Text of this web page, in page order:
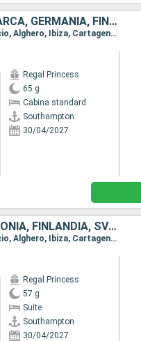
SPAGNA, FRANCIA, ITALIA, IBIZA, BELGIO, PAESI BASSI, DANIMARCA, GERMANIA, FINLANDIA, ESTONIA, SVEZIA, POLONIA, NORVEGIA, ISLANDA, CANADA, IRLANDA, REGNO UNITO
Itinerario : Southampton, Cadice, Barcellona, Toulon, Firenze/Pisa (Livorno), Ajaccio, Alghero, Ibiza, Cartagena, Southampton, Bruges, Rotterdam, Oslo, Kristiansund, Skagen, Copenhagen, Warnemunde, Bornholm, Gdansk, Visby, Tallinn, Helsinki, Tallinn, Stoccolma, Visby, Gdansk, Bornholm, Aarhus, Copenhagen, Skagen, Hardangerfjord, Skjolden, Olden, Seydisfjordhur, Akureyri, Isafjordhur, Reykjavik, Isafjordhur, Akureyri, Seydisfjordhur, Orcadi Meridionali, Invergordon, Edimburgo, Bruges, Southampton, Cornwall, Cobh, Dun Laoghaire, Belfast, Greenock, Southampton
Regal Princess
65 g
Cabina standard
Southampton
30/04/2027
SPAGNA, FRANCIA, ITALIA, IBIZA, PAESI BASSI, GERMANIA, ESTONIA, FINLANDIA, SVEZIA, POLONIA, DANIMARCA, NORVEGIA, ISLANDA, BELGIO, REGNO UNITO
Itinerario : Southampton, Cadice, Barcellona, Toulon, Firenze/Pisa (Livorno), Ajaccio, Alghero, Ibiza, Cartagena, Southampton, Bruges, Rotterdam, Oslo, Kristiansund, Skagen, Copenhagen, Warnemunde, Bornholm, Gdansk, Visby, Tallinn, Helsinki, Tallinn, Stoccolma, Visby, Gdansk, Bornholm, Aarhus, Copenhagen, Skagen, Hardangerfjord, Skjolden, Olden, Seydisfjordhur, Akureyri, Isafjordhur, Reykjavik, Isafjordhur, Akureyri, Seydisfjordhur, Orcadi Meridionali, Invergordon, Edimburgo, Bruges, Southampton
Regal Princess
57 g
Suite
Southampton
30/04/2027